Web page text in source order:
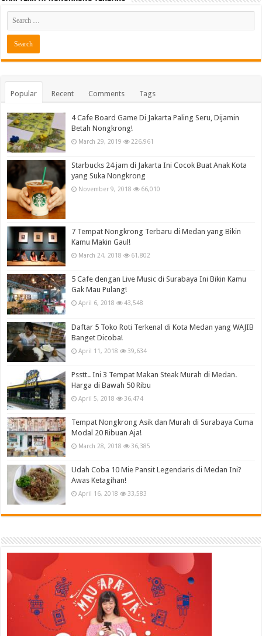
Popular Recent Comments Tags
4 Cafe Board Game Di Jakarta Paling Seru, Dijamin
Betah Nongkrong!
March 29, 2019 226,961
Starbucks 24 jam di Jakarta Ini Cocok Buat Anak Kota
yang Suka Nongkrong
November 9, 2018 66,010
7 Tempat Nongkrong Terbaru di Medan yang Bikin
Kamu Makin Gaul!
March 24, 2018 61,802
5 Cafe dengan Live Music di Surabaya Ini Bikin Kamu
Gak Mau Pulang!
April 6, 2018 43,548
Daftar 5 Toko Roti Terkenal di Kota Medan yang WAJIB
Banget Dicoba!
April 11, 2018 39,634
Psstt.. Ini 3 Tempat Makan Steak Murah di Medan.
Harga di Bawah 50 Ribu
April 5, 2018 36,474
Tempat Nongkrong Asik dan Murah di Surabaya Cuma
Modal 20 Ribuan Aja!
March 28, 2018 36,385
Udah Coba 10 Mie Pansit Legendaris di Medan Ini?
Awas Ketagihan!
April 16, 2018 33,583